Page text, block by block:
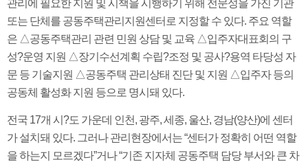
관리에 필요한 지원 및 시책을 시행하기 위해 전문성을 가진 기관
또는 단체를 공동주택관리지원센터로 지정할 수 있다. 주요 역할
은 △공동주택관리 관련 민원 상담 및 교육 △입주자대표회의 구
성?운영 지원 △장기수선계획 수립?조정 및 공사?용역 타당성 자
문 등 기술지원 △공동주택 관리상태 진단 및 지원 △입주자 등의
공동체 활성화 지원 등으로 명시돼 있다.
전국 17개 시?도 가운데 인천, 광주, 세종, 울산, 경남(양산)에 센터
가 설치돼 있다. 그러나 관리현장에서는 “센터가 정확히 어떤 역할
을 하는지 모르겠다”거나 “기존 지자체 공동주택 담당 부서와 큰 차